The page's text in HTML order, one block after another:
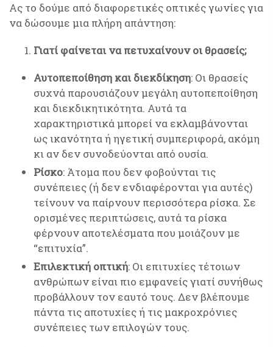
Ας το δούμε από διαφορετικές οπτικές γωνίες για
να δώσουμε μια πλήρη απάντηση:
Γιατί φαίνεται να πετυχαίνουν οι θρασείς;
Αυτοπεποίθηση και διεκδίκηση: Οι θρασείς
συχνά παρουσιάζουν μεγάλη αυτοπεποίθηση
και διεκδικητικότητα. Αυτά τα
χαρακτηριστικά μπορεί να εκλαμβάνονται
ως ικανότητα ή ηγετική συμπεριφορά, ακόμη
κι αν δεν συνοδεύονται από ουσία.
Ρίσκο: Άτομα που δεν φοβούνται τις
συνέπειες (ή δεν ενδιαφέρονται για αυτές)
τείνουν να παίρνουν περισσότερα ρίσκα. Σε
ορισμένες περιπτώσεις, αυτά τα ρίσκα
φέρνουν αποτελέσματα που μοιάζουν με
“επιτυχία”.
Επιλεκτική οπτική: Οι επιτυχίες τέτοιων
ανθρώπων είναι πιο εμφανείς γιατί συνήθως
προβάλλουν τον εαυτό τους. Δεν βλέπουμε
πάντα τις αποτυχίες ή τις μακροχρόνιες
συνέπειες των επιλογών τους.